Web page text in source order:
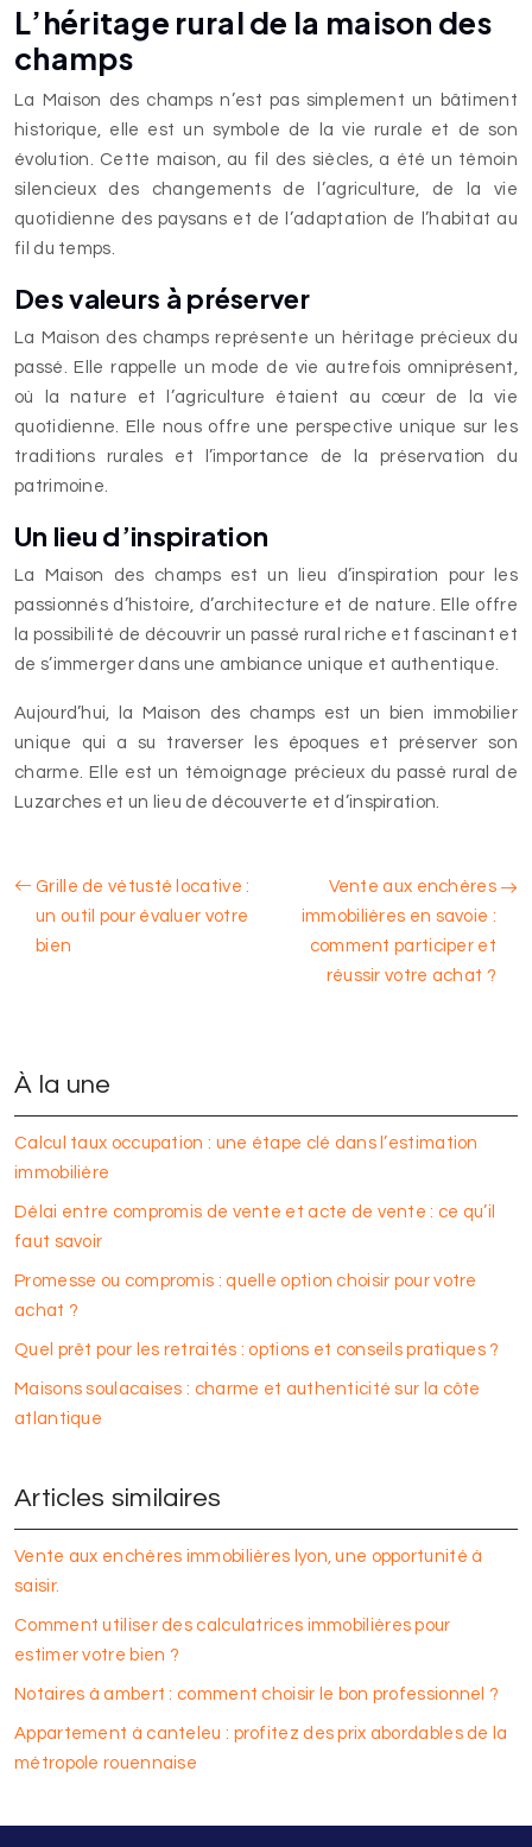
L’héritage rural de la maison des
champs
La Maison des champs n’est pas simplement un bâtiment
historique, elle est un symbole de la vie rurale et de son
évolution. Cette maison, au fil des siècles, a été un témoin
silencieux des changements de l’agriculture, de la vie
quotidienne des paysans et de l’adaptation de l’habitat au
fil du temps.
Des valeurs à préserver
La Maison des champs représente un héritage précieux du
passé. Elle rappelle un mode de vie autrefois omniprésent,
où la nature et l’agriculture étaient au cœur de la vie
quotidienne. Elle nous offre une perspective unique sur les
traditions rurales et l’importance de la préservation du
patrimoine.
Un lieu d’inspiration
La Maison des champs est un lieu d’inspiration pour les
passionnés d’histoire, d’architecture et de nature. Elle offre
la possibilité de découvrir un passé rural riche et fascinant et
de s’immerger dans une ambiance unique et authentique.
Aujourd’hui, la Maison des champs est un bien immobilier
unique qui a su traverser les époques et préserver son
charme. Elle est un témoignage précieux du passé rural de
Luzarches et un lieu de découverte et d’inspiration.
Grille de vétusté locative :
un outil pour évaluer votre
bien
Vente aux enchères
immobilières en savoie :
comment participer et
réussir votre achat ?
À la une
Calcul taux occupation : une étape clé dans l’estimation
immobilière
Délai entre compromis de vente et acte de vente : ce qu’il
faut savoir
Promesse ou compromis : quelle option choisir pour votre
achat ?
Quel prêt pour les retraités : options et conseils pratiques ?
Maisons soulacaises : charme et authenticité sur la côte
atlantique
Articles similaires
Vente aux enchères immobilières lyon, une opportunité à
saisir.
Comment utiliser des calculatrices immobilières pour
estimer votre bien ?
Notaires à ambert : comment choisir le bon professionnel ?
Appartement à canteleu : profitez des prix abordables de la
métropole rouennaise